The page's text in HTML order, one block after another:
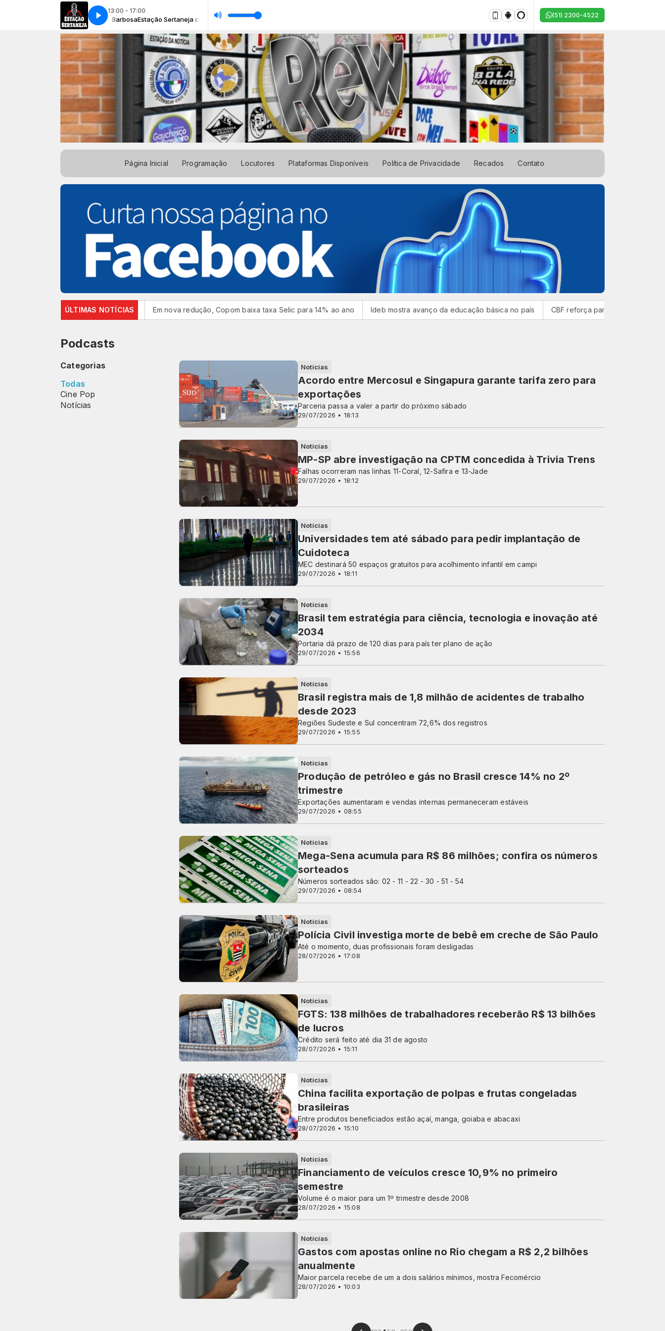
13:00 - 17:00
Sertaneja com Rogério BarbosaEstação Sertaneja com Rogério Barbosa
Ivani Maier - Desgarrados Ivani Maier - Desgarrados
(51) 2200-4522
Página Inicial Programação Locutores Plataformas Disponíveis Política de Privacidade Recados Contato
ÚLTIMAS NOTÍCIAS
Copa Feminina em 2027 Em nova redução, Copom baixa taxa Selic para 14% ao ano Ideb mostra avanço da educação básica no país CBF reforça paralisação das
Podcasts
Categorias
Todas
Cine Pop
Notícias
Notícias
29/07/2026 • 18:13
Acordo entre Mercosul e Singapura garante tarifa zero para
exportações
Parceria passa a valer a partir do próximo sábado
Notícias
29/07/2026 • 18:12
MP-SP abre investigação na CPTM concedida à Trivia Trens
Falhas ocorreram nas linhas 11-Coral, 12-Safira e 13-Jade
Notícias
29/07/2026 • 18:11
Universidades tem até sábado para pedir implantação de
Cuidoteca
MEC destinará 50 espaços gratuitos para acolhimento infantil em campi
Notícias
29/07/2026 • 15:56
Brasil tem estratégia para ciência, tecnologia e inovação até
2034
Portaria dá prazo de 120 dias para país ter plano de ação
Notícias
29/07/2026 • 15:55
Brasil registra mais de 1,8 milhão de acidentes de trabalho
desde 2023
Regiões Sudeste e Sul concentram 72,6% dos registros
Notícias
29/07/2026 • 08:55
Produção de petróleo e gás no Brasil cresce 14% no 2º
trimestre
Exportações aumentaram e vendas internas permaneceram estáveis
Notícias
29/07/2026 • 08:54
Mega-Sena acumula para R$ 86 milhões; confira os números
sorteados
Números sorteados são: 02 - 11 - 22 - 30 - 51 - 54
Notícias
28/07/2026 • 17:08
Polícia Civil investiga morte de bebê em creche de São Paulo
Até o momento, duas profissionais foram desligadas
Notícias
28/07/2026 • 15:11
FGTS: 138 milhões de trabalhadores receberão R$ 13 bilhões
de lucros
Crédito será feito até dia 31 de agosto
Notícias
28/07/2026 • 15:10
China facilita exportação de polpas e frutas congeladas
brasileiras
Entre produtos beneficiados estão açaí, manga, goiaba e abacaxi
Notícias
28/07/2026 • 15:08
Financiamento de veículos cresce 10,9% no primeiro
semestre
Volume é o maior para um 1º trimestre desde 2008
Notícias
28/07/2026 • 10:03
Gastos com apostas online no Rio chegam a R$ 2,2 bilhões
anualmente
Maior parcela recebe de um a dois salários mínimos, mostra Fecomércio